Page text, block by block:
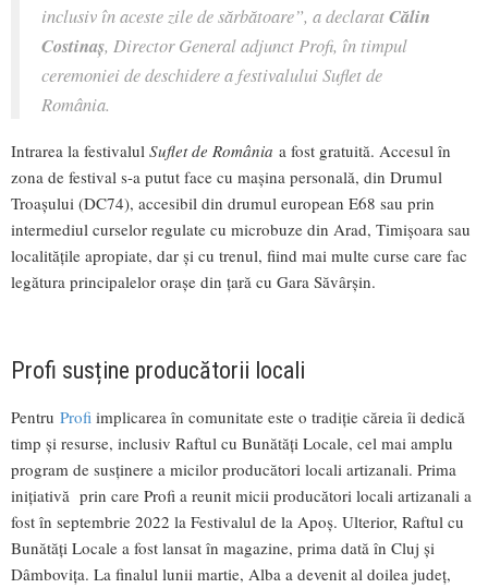
inclusiv în aceste zile de sărbătoare”, a declaratCălin
Costinaș, Director General adjunct Profi, în timpul
ceremoniei de deschidere a festivaluluiSuflet de
România.
Intrarea la festivalul Suflet de România a fost gratuită. Accesul în
zona de festival s-a putut face cu mașina personală, din Drumul
Troașului (DC74), accesibil din drumul european E68 sau prin
intermediul curselor regulate cu microbuze din Arad, Timișoara sau
localitățile apropiate, dar și cu trenul, fiind mai multe curse care fac
legătura principalelor orașe din țară cu Gara Săvârșin.
Profi susține producătorii locali
Pentru Profi implicarea în comunitate este o tradiție căreia îi dedică
timp și resurse, inclusiv Raftul cu Bunătăți Locale, cel mai amplu
program de susținere a micilor producători locali artizanali. Prima
inițiativă prin care Profi a reunit micii producători locali artizanali a
fost în septembrie 2022 la Festivalul de la Apoș. Ulterior, Raftul cu
Bunătăți Locale a fost lansat în magazine, prima dată în Cluj și
Dâmbovița. La finalul lunii martie, Alba a devenit al doilea județ,